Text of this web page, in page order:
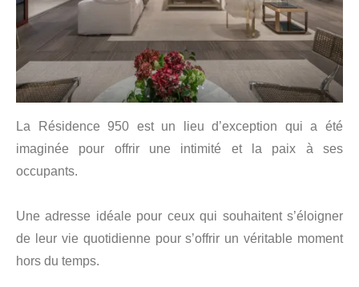
La Résidence 950 est un lieu d’exception qui a été
imaginée pour offrir une intimité et la paix à ses
occupants.
Une adresse idéale pour ceux qui souhaitent s’éloigner
de leur vie quotidienne pour s’offrir un véritable moment
hors du temps.